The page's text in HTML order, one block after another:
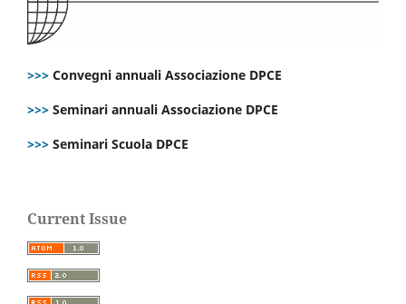
>>> Convegni annuali Associazione DPCE
>>> Seminari annuali Associazione DPCE
>>> Seminari Scuola DPCE
Current Issue